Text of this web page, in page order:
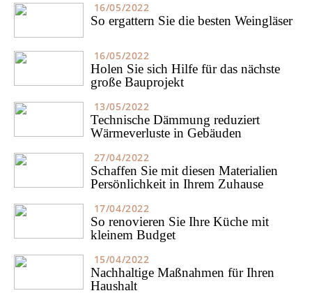
16/05/2022
So ergattern Sie die besten Weingläser
16/05/2022
Holen Sie sich Hilfe für das nächste
große Bauprojekt
13/05/2022
Technische Dämmung reduziert
Wärmeverluste in Gebäuden
27/04/2022
Schaffen Sie mit diesen Materialien
Persönlichkeit in Ihrem Zuhause
17/04/2022
So renovieren Sie Ihre Küche mit
kleinem Budget
15/04/2022
Nachhaltige Maßnahmen für Ihren
Haushalt